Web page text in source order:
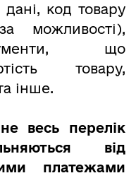
дані, код товару
можливості),
що
товару,
інше.
весь перелік
від
платежами